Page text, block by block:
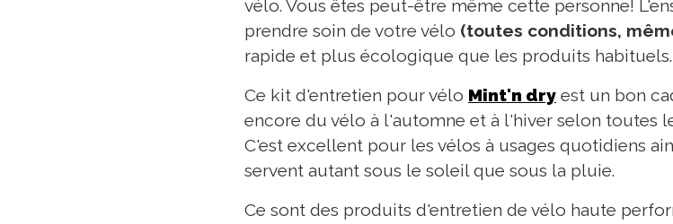
vélo. Vous êtes peut-être même cette personne!
prendre soin de votre vélo (toutes conditions,
rapide et plus écologique que les produits
Ce kit d'entretien pour vélo Mint'n dry est un bon
encore du vélo à l'automne et à l'hiver selon toutes
C'est excellent pour les vélos à usages quotidiens
servent autant sous le soleil que sous la pluie.
Ce sont des produits d'entretien de vélo haute